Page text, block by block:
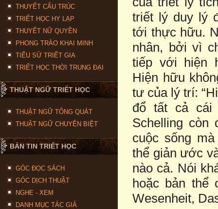
THUYẾT CẤU TRÚC
TRIẾT HỌC HY LẠP
THUYẾT NỮ QUYỀN
PHONG TRÀO KHAI MINH
TIỂU SỬ TRIẾT GIA
TRIẾT HỌC THỜI TRUNG ĐẠI
THUẬT NGỮ TRIẾT HỌC
THUẬT NGỮ TỔNG QUÁT
THUẬT NGỮ CHUYÊN BIỆT
BẢN TIN TRIẾT HỌC
GÓC ĐỌC SÁCH
GÓC DỊCH THUẬT
NGHE - XEM
DANH MỤC TÁC GIẢ
triết lý duy lý
tới thực hữu.
nhân, bởi vì
tiếp với hiện
Hiện hữu
tư của lý trí:
đổ tất cả
Schelling còn
cuộc sống
thể giản ước
nào cả. Nói
hoặc bản thể
Wesenheit,